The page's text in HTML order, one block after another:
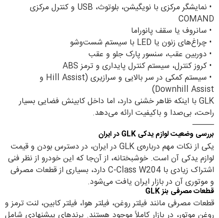
•
نمایشگر مرکزی با نویگیشن، بلوتوث، USB و کنترل مرکزی
COMAND
• سانروف یا سقف پانوراما
• چراغ‌های زنون یا LED با سیستم شست‌وشو
• دوربین عقب، سنسور پارک جلو و عقب
• کروز کنترل، سیستم کنترل پایداری و ترمز ABS
•
سیستم کمکی در سر بالایی و سرازیری (Hill Assist و
Downhill Assist)
GLK با اینکه ظاهر خشنی دارد، اما داخل کابینش فضایی بسیار
راحت، بی‌صدا و باکیفیت ارائه می‌دهد.
⸻
بررسی وضعیت لوازم یدکی GLK در ایران
یکی از نکات مهم درباره‌ی GLK در ایران، در دسترس بودن و قیمت
لوازم یدکی آن است. خوشبختانه، از آن‌جا که این خودرو از نظر فنی
اشتراک زیادی با C-Class W204 دارد، بسیاری از قطعات مصرفی
و موتوری آن در بازار ایران یافت می‌شود.
قطعات مصرفی بنز GLK
قطعات مصرفی مانند فیلتر روغن، فیلتر هوا، فیلتر کابین، لنت ترمز و
روغن موتور، در بازار کاملاً موجود هستند. برندهای پیشنهادی شامل